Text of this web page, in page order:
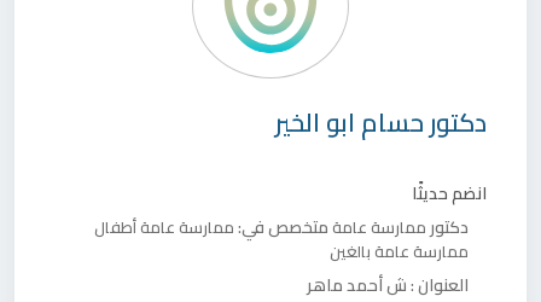
دكتورحسام ابو الخير
انضم حديثًا
دكتور ممارسة عامةمتخصص في:ممارسة عامة أطفال
ممارسة عامة بالغين
العنوان :ش أحمد ماهر